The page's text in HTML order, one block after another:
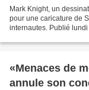
Mark Knight, un
pour une caricature de
internautes. Publié
«Menaces de
annule son